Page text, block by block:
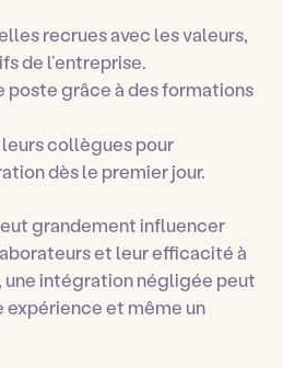
recrues avec les valeurs,
de l’entreprise.
poste grâce à des formations
collègues pour
dès le premier jour.
grandement influencer
et leur efficacité à
une intégration négligée peut
expérience et même un